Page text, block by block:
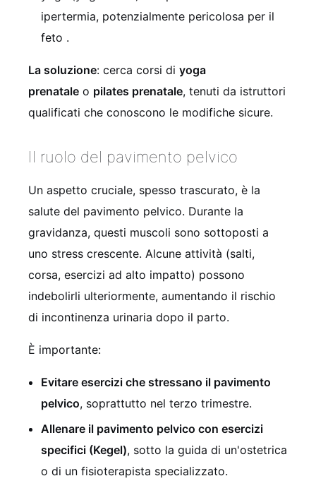
ipertermia, potenzialmente pericolosa per il
feto .
La soluzione: cerca corsi di yoga
prenatale o pilates prenatale, tenuti da istruttori
qualificati che conoscono le modifiche sicure.
Il ruolo del pavimento pelvico
Un aspetto cruciale, spesso trascurato, è la
salute del pavimento pelvico. Durante la
gravidanza, questi muscoli sono sottoposti a
uno stress crescente. Alcune attività (salti,
corsa, esercizi ad alto impatto) possono
indebolirli ulteriormente, aumentando il rischio
di incontinenza urinaria dopo il parto.
È importante:
Evitare esercizi che stressano il pavimento
pelvico, soprattutto nel terzo trimestre.
Allenare il pavimento pelvico con esercizi
specifici (Kegel), sotto la guida di un'ostetrica
o di un fisioterapista specializzato.